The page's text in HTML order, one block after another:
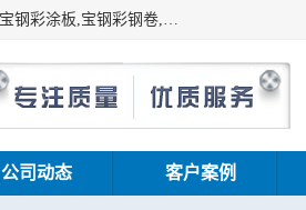
上海志辰实业有限公司主要经销:上海宝钢彩钢卷（宝钢总厂）台湾氟碳彩钢板,烨辉彩钢板,宝钢彩钢板,宝钢彩涂板,宝钢彩钢卷,马钢彩钢板,马钢彩钢卷,镀铝锌钢板,PVDF彩钢板,台湾烨辉彩钢板,高耐候彩钢板,硅改性彩钢板,规格齐全。
公司动态 客户案例